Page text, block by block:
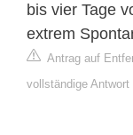
bis vier Tage
extrem
Antrag auf
vollständige